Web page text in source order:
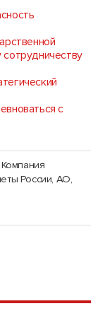
с
России, АО,